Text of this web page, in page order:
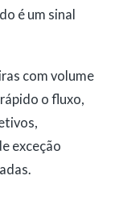
é um sinal
com volume
o fluxo,
exceção